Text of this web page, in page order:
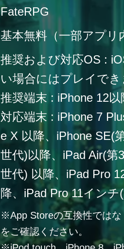
FateRPG
基本無料（一部アプリ
推奨および対応OS :
い場合にはプレイで
推奨端末 : iPhone 12以
対応端末 : iPhone 7
e X 以降、iPhone SE(
世代)以降、iPad Air(第
世代) 以降、iPad Pro
降、iPad Pro 11イン
※App Storeの互換性では
をご確認ください。